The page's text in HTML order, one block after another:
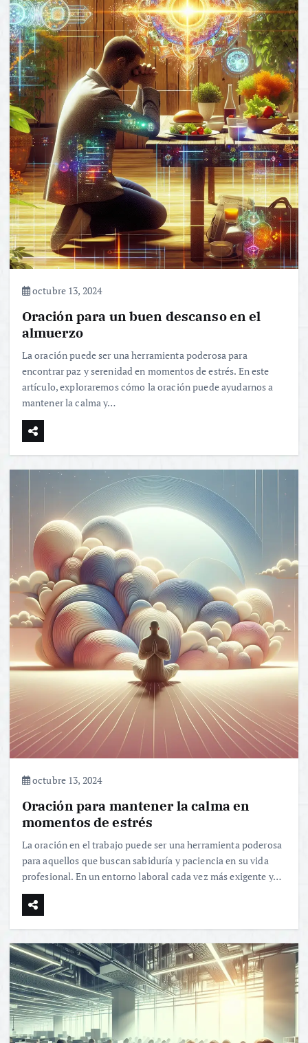
octubre 13, 2024
Oración para un buen descanso en el
almuerzo
La oración puede ser una herramienta poderosa para
encontrar paz y serenidad en momentos de estrés. En este
artículo, exploraremos cómo la oración puede ayudarnos a
mantener la calma y…
octubre 13, 2024
Oración para mantener la calma en
momentos de estrés
La oración en el trabajo puede ser una herramienta poderosa
para aquellos que buscan sabiduría y paciencia en su vida
profesional. En un entorno laboral cada vez más exigente y…